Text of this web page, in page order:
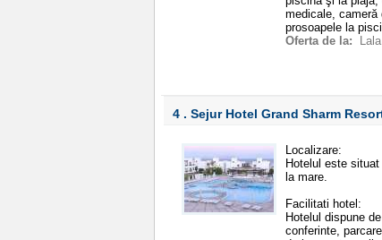
medicale, cameră
prosoapele la
Oferta de la:
4 . Sejur Hotel Grand Sharm
Localizare:
Hotelul este
la mare.
Facilitati hotel:
Hotelul dispune
conferinte,